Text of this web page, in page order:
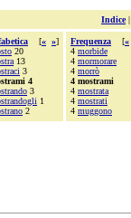
Indice|
[« »]
20
13
3
4
3
1
2
Frequenza [«
4 morbide
4 mormorare
4 morrò
4 mostrami
4 mostrata
4 mostrati
4 muggono